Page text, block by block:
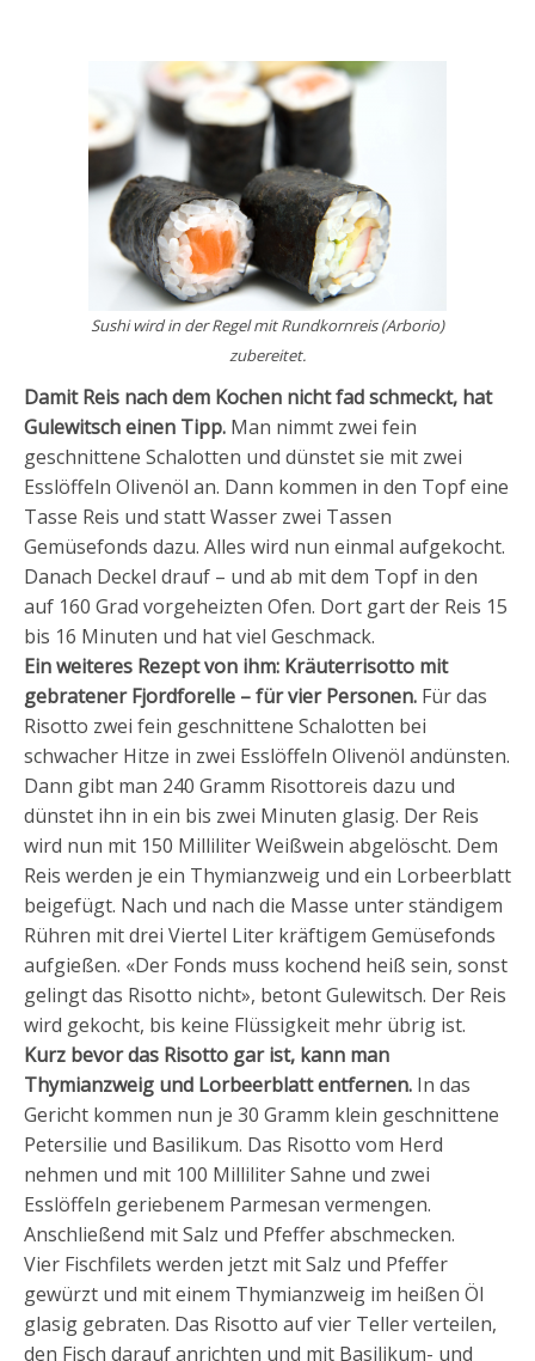
Sushi wird in der Regel mit Rundkornreis (Arborio)
zubereitet.
Damit Reis nach dem Kochen nicht fad schmeckt, hat
Gulewitsch einen Tipp. Man nimmt zwei fein
geschnittene Schalotten und dünstet sie mit zwei
Esslöffeln Olivenöl an. Dann kommen in den Topf eine
Tasse Reis und statt Wasser zwei Tassen
Gemüsefonds dazu. Alles wird nun einmal aufgekocht.
Danach Deckel drauf – und ab mit dem Topf in den
auf 160 Grad vorgeheizten Ofen. Dort gart der Reis 15
bis 16 Minuten und hat viel Geschmack.
Ein weiteres Rezept von ihm: Kräuterrisotto mit
gebratener Fjordforelle – für vier Personen. Für das
Risotto zwei fein geschnittene Schalotten bei
schwacher Hitze in zwei Esslöffeln Olivenöl andünsten.
Dann gibt man 240 Gramm Risottoreis dazu und
dünstet ihn in ein bis zwei Minuten glasig. Der Reis
wird nun mit 150 Milliliter Weißwein abgelöscht. Dem
Reis werden je ein Thymianzweig und ein Lorbeerblatt
beigefügt. Nach und nach die Masse unter ständigem
Rühren mit drei Viertel Liter kräftigem Gemüsefonds
aufgießen. «Der Fonds muss kochend heiß sein, sonst
gelingt das Risotto nicht», betont Gulewitsch. Der Reis
wird gekocht, bis keine Flüssigkeit mehr übrig ist.
Kurz bevor das Risotto gar ist, kann man
Thymianzweig und Lorbeerblatt entfernen. In das
Gericht kommen nun je 30 Gramm klein geschnittene
Petersilie und Basilikum. Das Risotto vom Herd
nehmen und mit 100 Milliliter Sahne und zwei
Esslöffeln geriebenem Parmesan vermengen.
Anschließend mit Salz und Pfeffer abschmecken.
Vier Fischfilets werden jetzt mit Salz und Pfeffer
gewürzt und mit einem Thymianzweig im heißen Öl
glasig gebraten. Das Risotto auf vier Teller verteilen,
den Fisch darauf anrichten und mit Basilikum- und